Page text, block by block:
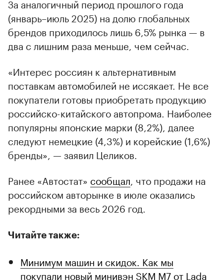
За аналогичный период прошлого года
(январь–июль 2025) на долю глобальных
брендов приходилось лишь 6,5% рынка — в
два с лишним раза меньше, чем сейчас.
«Интерес россиян к альтернативным
поставкам автомобилей не иссякает. Не все
покупатели готовы приобретать продукцию
российско-китайского автопрома. Наиболее
популярны японские марки (8,2%), далее
следуют немецкие (4,3%) и корейские (1,6%)
бренды», — заявил Целиков.
Ранее «Автостат» сообщал , что продажи на
российском авторынке в июле оказались
рекордными за весь 2026 год.
Читайте также:
Минимум машин и скидок. Как мы
покупали новый минивэн SKM M7 от Lada